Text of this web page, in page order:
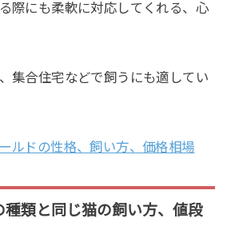
際にも柔軟に対応してくれる、心
集合住宅などで飼うにも適してい
ルドの性格、飼い方、価格相場
種類と同じ猫の飼い方、値段